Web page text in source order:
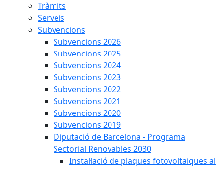
Tràmits
Serveis
Subvencions
Subvencions 2026
Subvencions 2025
Subvencions 2024
Subvencions 2023
Subvencions 2022
Subvencions 2021
Subvencions 2020
Subvencions 2019
Diputació de Barcelona - Programa
Sectorial Renovables 2030
Instal·lació de plaques fotovoltaiques al